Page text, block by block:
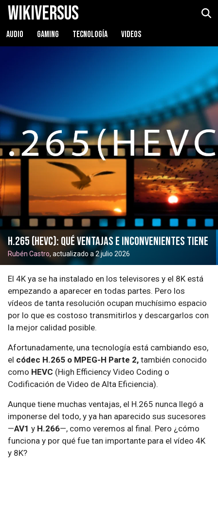
WikiVersus
AUDIO GAMING TECNOLOGÍA VIDEOS
H.265 (HEVC): qué ventajas e inconvenientes tiene
Rubén Castro, actualizado a 2 julio 2026
El 4K ya se ha instalado en los televisores y el 8K está
empezando a aparecer en todas partes. Pero los
vídeos de tanta resolución ocupan muchísimo espacio
por lo que es costoso transmitirlos y descargarlos con
la mejor calidad posible.
Afortunadamente, una tecnología está cambiando eso,
el códec H.265 o MPEG-H Parte 2, también conocido
como HEVC (High Efficiency Video Coding o
Codificación de Video de Alta Eficiencia).
Aunque tiene muchas ventajas, el H.265 nunca llegó a
imponerse del todo, y ya han aparecido sus sucesores
—AV1 y H.266—, como veremos al final. Pero ¿cómo
funciona y por qué fue tan importante para el vídeo 4K
y 8K?